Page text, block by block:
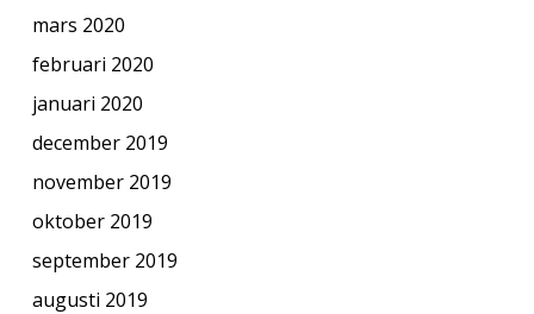
mars 2020
februari 2020
januari 2020
december 2019
november 2019
oktober 2019
september 2019
augusti 2019